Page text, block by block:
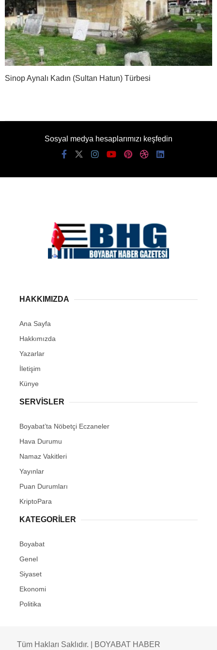
Sinop Aynalı Kadın (Sultan Hatun) Türbesi
Sosyal medya hesaplarımızı keşfedin
HAKKIMIZDA
Ana Sayfa
Hakkımızda
Yazarlar
İletişim
Künye
SERVISLER
Boyabat’ta Nöbetçi Eczaneler
Hava Durumu
Namaz Vakitleri
Yayınlar
Puan Durumları
KriptoPara
KATEGORILER
Boyabat
Genel
Siyaset
Ekonomi
Politika
Tüm Hakları Saklıdır. | BOYABAT HABER